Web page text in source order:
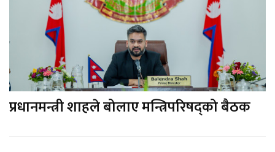
प्रधानमन्त्री शाहले बोलाए मन्त्रिपरिषद्को बैठक